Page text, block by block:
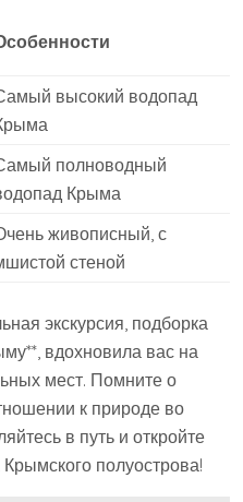
высокий водопад
полноводный
Крыма
живописный‚ с
стеной
экскурсия‚ подборка
вдохновила вас на
мест. Помните о
к природе во
в путь и откройте
полуострова!